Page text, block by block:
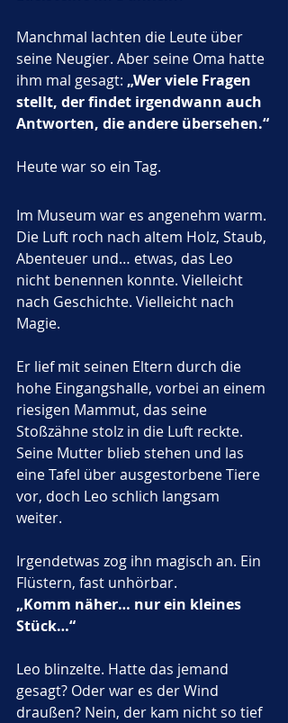
Manchmal lachten die Leute über
seine Neugier. Aber seine Oma hatte
ihm mal gesagt: „Wer viele Fragen
stellt, der findet irgendwann auch
Antworten, die andere übersehen.“
Heute war so ein Tag.
Im Museum war es angenehm warm.
Die Luft roch nach altem Holz, Staub,
Abenteuer und… etwas, das Leo
nicht benennen konnte. Vielleicht
nach Geschichte. Vielleicht nach
Magie.
Er lief mit seinen Eltern durch die
hohe Eingangshalle, vorbei an einem
riesigen Mammut, das seine
Stoßzähne stolz in die Luft reckte.
Seine Mutter blieb stehen und las
eine Tafel über ausgestorbene Tiere
vor, doch Leo schlich langsam
weiter.
Irgendetwas zog ihn magisch an. Ein
Flüstern, fast unhörbar.
„Komm näher… nur ein kleines
Stück…“
Leo blinzelte. Hatte das jemand
gesagt? Oder war es der Wind
draußen? Nein, der kam nicht so tief